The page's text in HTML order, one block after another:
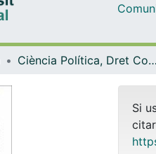
Ciència Política, Dret Constitucional i Filosofia del Dret
Si